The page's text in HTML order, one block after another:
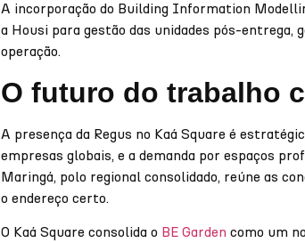
A incorporação do Building Information
a Housi para gestão das unidades pós-entrega,
operação.
O futuro do trabalho
A presença da Regus no Kaá Square é
empresas globais, e a demanda por espaços
Maringá, polo regional consolidado, reúne as
o endereço certo.
O Kaá Square consolida o BE Garden como um